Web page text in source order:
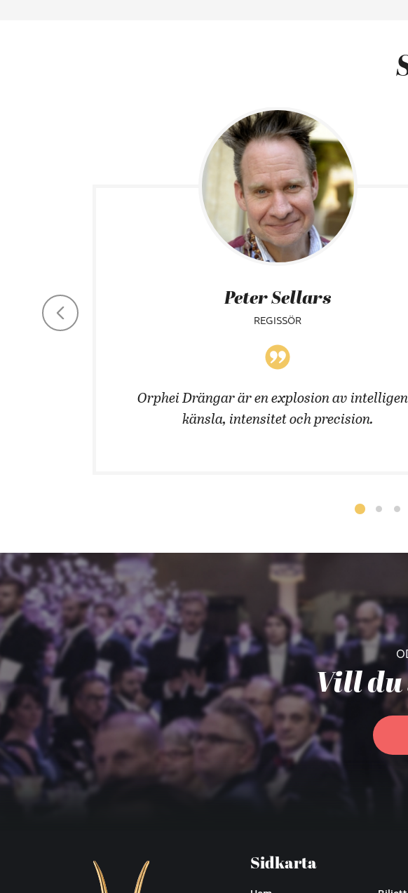
Peter Sellars
REGISSÖR
Orphei Drängar är en explosion av
känsla, intensitet och precision.
Vill du
Sidkarta